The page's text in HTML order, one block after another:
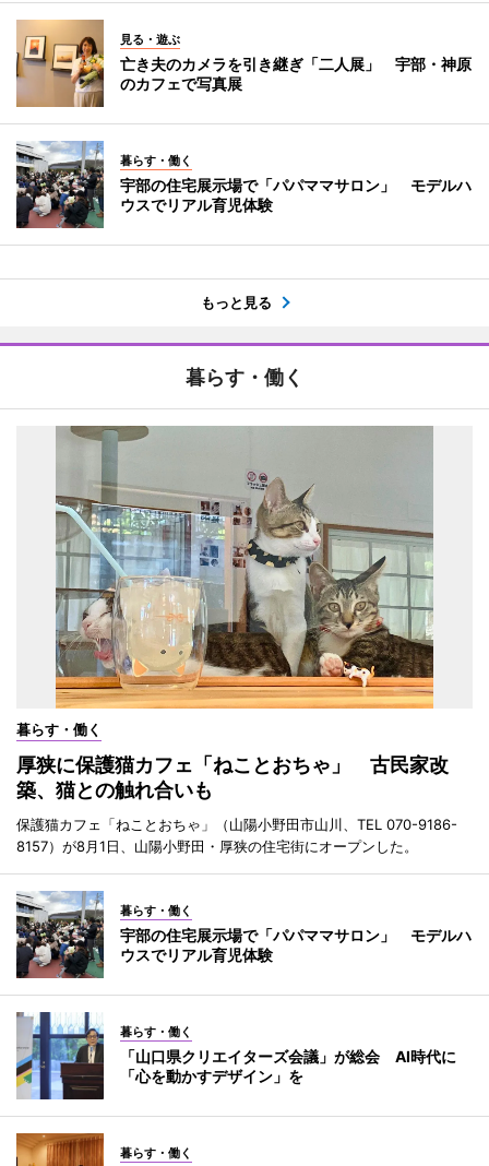
見る・遊ぶ
亡き夫のカメラを引き継ぎ「二人展」 宇部・神原
のカフェで写真展
暮らす・働く
宇部の住宅展示場で「パパママサロン」 モデルハ
ウスでリアル育児体験
もっと見る
暮らす・働く
暮らす・働く
厚狭に保護猫カフェ「ねことおちゃ」 古民家改
築、猫との触れ合いも
保護猫カフェ「ねことおちゃ」（山陽小野田市山川、TEL 070-9186-
8157）が8月1日、山陽小野田・厚狭の住宅街にオープンした。
暮らす・働く
宇部の住宅展示場で「パパママサロン」 モデルハ
ウスでリアル育児体験
暮らす・働く
「山口県クリエイターズ会議」が総会 AI時代に
「心を動かすデザイン」を
暮らす・働く